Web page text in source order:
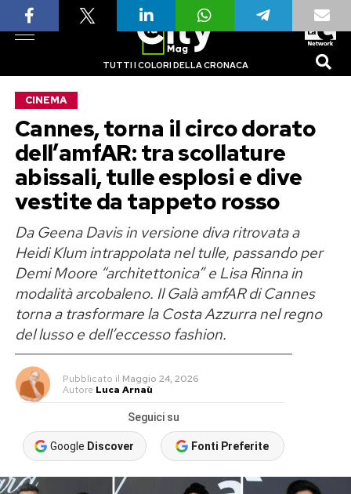
TUTTI I COLORI DELLA CRONACA
CINEMA
Cannes, torna il circo dorato
dell’amfAR: tra scollature
abissali, tulle esplosi e dive
vestite da tappeto rosso
Da Geena Davis in versione diva ritrovata a
Heidi Klum intrappolata nel tulle, passando per
Demi Moore “architettonica” e Lisa Rinna in
modalità arcobaleno. Il Galà amfAR di Cannes
torna a trasformare la Costa Azzurra nel regno
del lusso e dell’eccesso fashion.
Pubblicato il Maggio 24, 2026
Autore Luca Arnaù
Seguici su
Google Discover Fonti Preferite